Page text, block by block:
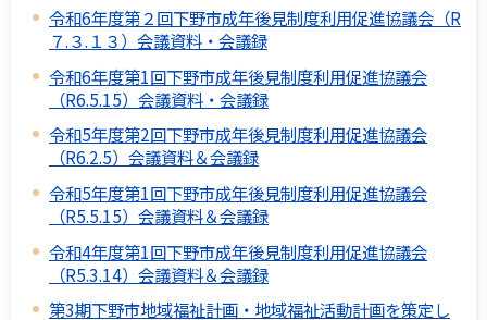
令和6年度第２回下野市成年後見制度利用促進協議会（R
７.３.１３）会議資料・会議録
令和6年度第1回下野市成年後見制度利用促進協議会
（R6.5.15）会議資料・会議録
令和5年度第2回下野市成年後見制度利用促進協議会
（R6.2.5）会議資料＆会議録
令和5年度第1回下野市成年後見制度利用促進協議会
（R5.5.15）会議資料＆会議録
令和4年度第1回下野市成年後見制度利用促進協議会
（R5.3.14）会議資料＆会議録
第3期下野市地域福祉計画・地域福祉活動計画を策定し